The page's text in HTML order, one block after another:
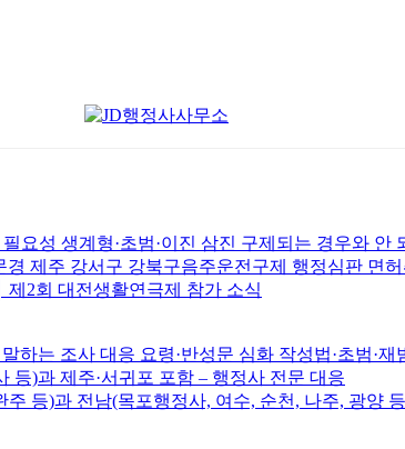
요성 생계형·초범·이진 삼진 구제되는 경우와 안
제주 강서구 강북구음주운전구제 행정심판 면
제2회 대전생활연극제 참가 소식
는 조사 대응 요령·반성문 심화 작성법·초범·재
등)과 제주·서귀포 포함 – 행정사 전문 대응
등)과 전남(목포행정사, 여수, 순천, 나주, 광양